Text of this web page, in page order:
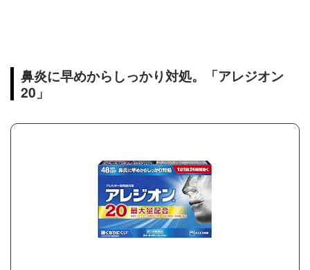
鼻炎に早めからしっかり対処。「アレジオン
20」